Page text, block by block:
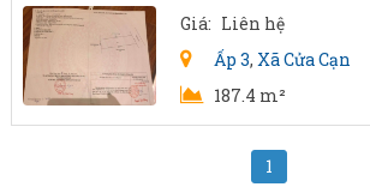
Giá: Liên hệ
Ấp 3, Xã Cửa Cạn
187.4 m²
1